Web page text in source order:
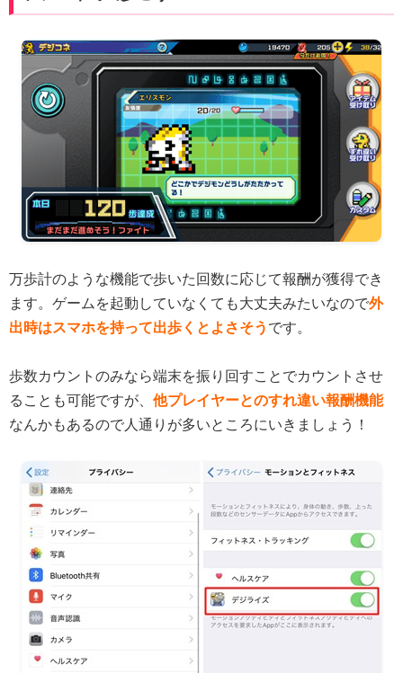
万歩計のような機能で歩いた回数に応じて報酬が獲得でき
ます。ゲームを起動していなくても大丈夫みたいなので外
出時はスマホを持って出歩くとよさそう です。
歩数カウントのみなら端末を振り回すことでカウントさせ
ることも可能ですが、 他プレイヤーとのすれ違い報酬機能
なんかもあるので人通りが多いところにいきましょう！